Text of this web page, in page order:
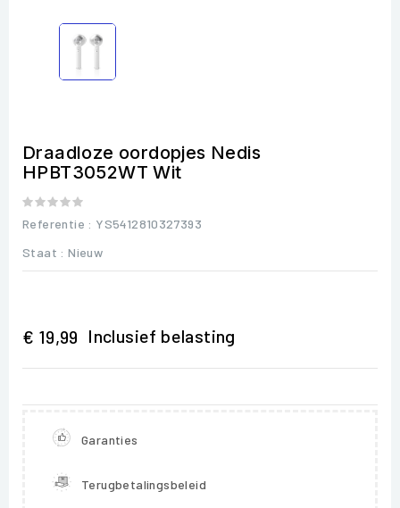
Draadloze oordopjes Nedis
HPBT3052WT Wit
Referentie : YS5412810327393
Staat : Nieuw
€ 19,99 Inclusief belasting
Garanties
Terugbetalingsbeleid